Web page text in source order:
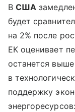
ВСША
будет
на 2% после
ЕК оценивает
останется выше
в
поддержку